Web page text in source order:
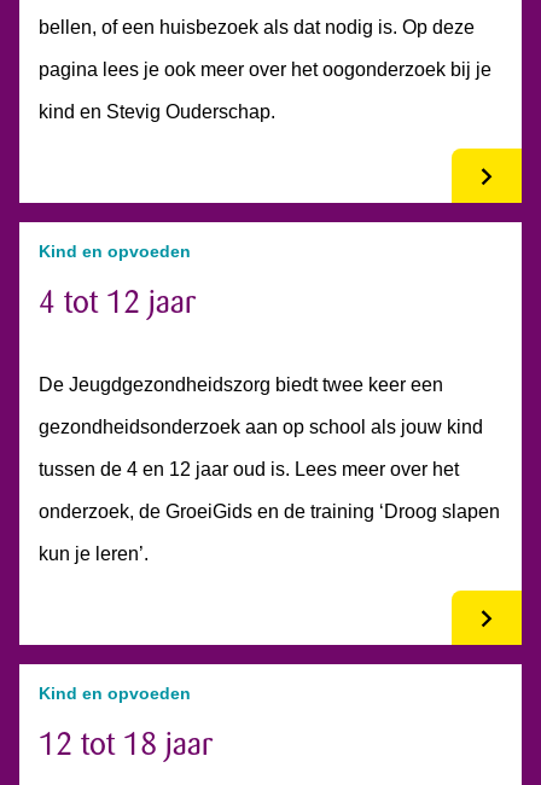
bellen, of een huisbezoek als dat nodig is. Op deze
pagina lees je ook meer over het oogonderzoek bij je
kind en Stevig Ouderschap.
Kind en opvoeden
4 tot 12 jaar
De Jeugdgezondheidszorg biedt twee keer een
gezondheidsonderzoek aan op school als jouw kind
tussen de 4 en 12 jaar oud is. Lees meer over het
onderzoek, de GroeiGids en de training ‘Droog slapen
kun je leren’.
Kind en opvoeden
12 tot 18 jaar